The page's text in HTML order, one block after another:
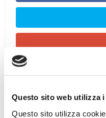
Questo sito web utilizza
Questo sito utilizza